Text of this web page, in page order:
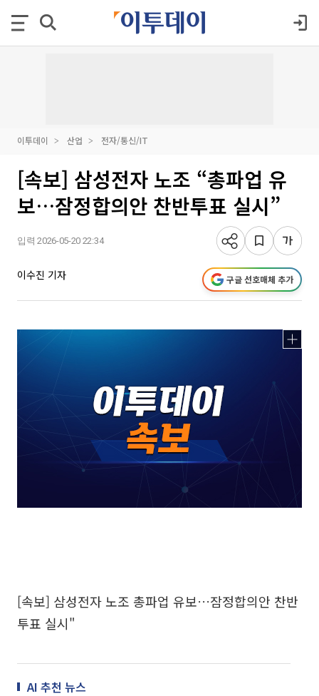
이투데이 산업 전자/통신/IT
[속보] 삼성전자 노조 “총파업 유
보…잠정합의안 찬반투표 실시”
입력 2026-05-20 22:34
이수진 기자 구글 선호매체 추가
[속보] 삼성전자 노조 총파업 유보…잠정합의안 찬반
투표 실시"
AI 추천 뉴스